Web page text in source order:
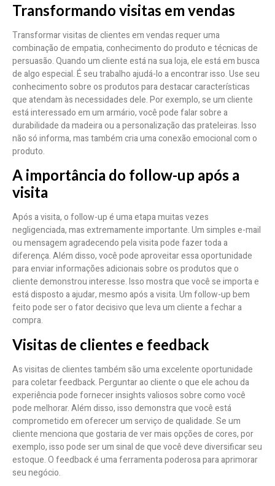
Transformando visitas em vendas
Transformar visitas de clientes em vendas requer uma
combinação de empatia, conhecimento do produto e técnicas de
persuasão. Quando um cliente está na sua loja, ele está em busca
de algo especial. É seu trabalho ajudá-lo a encontrar isso. Use seu
conhecimento sobre os produtos para destacar características
que atendam às necessidades dele. Por exemplo, se um cliente
está interessado em um armário, você pode falar sobre a
durabilidade da madeira ou a personalização das prateleiras. Isso
não só informa, mas também cria uma conexão emocional com o
produto.
A importância do follow-up após a
visita
Após a visita, o follow-up é uma etapa muitas vezes
negligenciada, mas extremamente importante. Um simples e-mail
ou mensagem agradecendo pela visita pode fazer toda a
diferença. Além disso, você pode aproveitar essa oportunidade
para enviar informações adicionais sobre os produtos que o
cliente demonstrou interesse. Isso mostra que você se importa e
está disposto a ajudar, mesmo após a visita. Um follow-up bem
feito pode ser o fator decisivo que leva um cliente a fechar a
compra.
Visitas de clientes e feedback
As visitas de clientes também são uma excelente oportunidade
para coletar feedback. Perguntar ao cliente o que ele achou da
experiência pode fornecer insights valiosos sobre como você
pode melhorar. Além disso, isso demonstra que você está
comprometido em oferecer um serviço de qualidade. Se um
cliente menciona que gostaria de ver mais opções de cores, por
exemplo, isso pode ser um sinal de que você deve diversificar seu
estoque. O feedback é uma ferramenta poderosa para aprimorar
seu negócio.